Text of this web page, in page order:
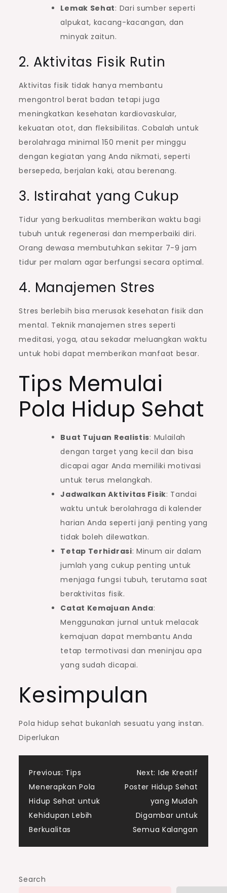
Lemak Sehat: Dari sumber seperti
alpukat, kacang-kacangan, dan
minyak zaitun.
2. Aktivitas Fisik Rutin
Aktivitas fisik tidak hanya membantu
mengontrol berat badan tetapi juga
meningkatkan kesehatan kardiovaskular,
kekuatan otot, dan fleksibilitas. Cobalah untuk
berolahraga minimal 150 menit per minggu
dengan kegiatan yang Anda nikmati, seperti
bersepeda, berjalan kaki, atau berenang.
3. Istirahat yang Cukup
Tidur yang berkualitas memberikan waktu bagi
tubuh untuk regenerasi dan memperbaiki diri.
Orang dewasa membutuhkan sekitar 7-9 jam
tidur per malam agar berfungsi secara optimal.
4. Manajemen Stres
Stres berlebih bisa merusak kesehatan fisik dan
mental. Teknik manajemen stres seperti
meditasi, yoga, atau sekadar meluangkan waktu
untuk hobi dapat memberikan manfaat besar.
Tips Memulai
Pola Hidup Sehat
Buat Tujuan Realistis: Mulailah
dengan target yang kecil dan bisa
dicapai agar Anda memiliki motivasi
untuk terus melangkah.
Jadwalkan Aktivitas Fisik: Tandai
waktu untuk berolahraga di kalender
harian Anda seperti janji penting yang
tidak boleh dilewatkan.
Tetap Terhidrasi: Minum air dalam
jumlah yang cukup penting untuk
menjaga fungsi tubuh, terutama saat
beraktivitas fisik.
Catat Kemajuan Anda:
Menggunakan jurnal untuk melacak
kemajuan dapat membantu Anda
tetap termotivasi dan meninjau apa
yang sudah dicapai.
Kesimpulan
Pola hidup sehat bukanlah sesuatu yang instan.
Diperlukan
Post
navigation
Previous: Tips
Menerapkan Pola
Hidup Sehat untuk
Kehidupan Lebih
Berkualitas
Next: Ide Kreatif
Poster Hidup Sehat
yang Mudah
Digambar untuk
Semua Kalangan
Search